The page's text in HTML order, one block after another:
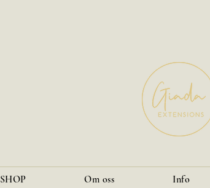
SHOP Om oss Info